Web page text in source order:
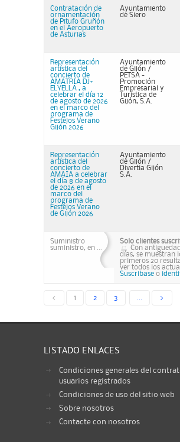
Contratación de
ornamentación
de Pitufo Gruñón
en el Aeropuerto
de Asturias
Ayuntamiento
de Siero
Representación
artística del
concierto de
AMATRIA DJ+
ELYELLA , a
celebrar el día 12
de agosto de 2026
en el marco del
programa de
Festejos Verano
Gijón 2026
Ayuntamiento
de Gijón /
PETSA -
Promoción
Empresarial y
Turística de
Gijón, S.A.
Representación
artística del
concierto de
AMAIA a celebrar
el día 8 de agosto
de 2026 en el
marco del
programa de
Festejos Verano
de Gijón 2026
Ayuntamiento
de Gijón /
Divertia Gijón
S.A.
Suministro
suministro, en ...
Solo clientes
Con
días, se muestran
primeros 20
ver todos los
Suscribase o
< 1 2 3 >
LISTADO ENLACES
Condiciones generales del
usuarios registrados
Condiciones de uso del sitio web
Sobre nosotros
Contacte con nosotros